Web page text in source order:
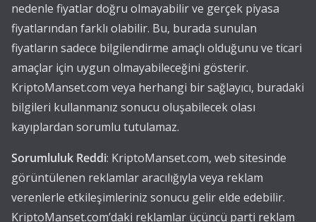
nedenle fiyatlar doğru olmayabilir ve gerçek piyasa
fiyatlarından farklı olabilir. Bu, burada sunulan
fiyatların sadece bilgilendirme amaçlı olduğunu ve ticari
amaçlar için uygun olmayabileceğini gösterir.
KriptoManset.com veya herhangi bir sağlayıcı, buradaki
bilgileri kullanmanız sonucu oluşabilecek olası
kayıplardan sorumlu tutulamaz.
Sorumluluk Reddi: KriptoManset.com, web sitesinde
görüntülenen reklamlar aracılığıyla veya reklam
verenlerle etkileşimleriniz sonucu gelir elde edebilir.
KriptoManset.com’daki reklamlar üçüncü parti reklam